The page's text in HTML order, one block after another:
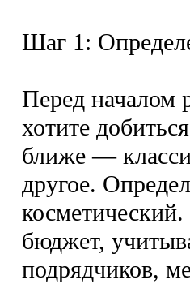
Шаг 1:
Перед началом
хотите
ближе —
другое.
косметический.
бюджет,
подрядчиков,